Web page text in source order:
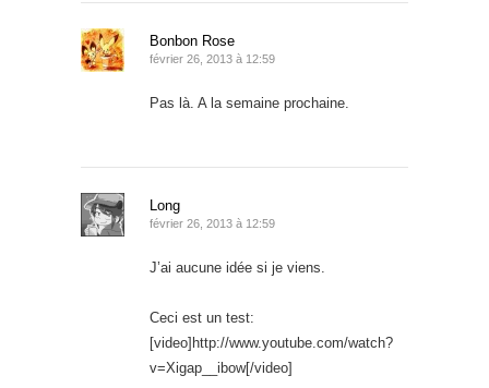
Bonbon Rose
février 26, 2013 à 12:59
Pas là. A la semaine prochaine.
Long
février 26, 2013 à 12:59
J’ai aucune idée si je viens.
Ceci est un test:
[video]http://www.youtube.com/watch?
v=Xigap__ibow[/video]